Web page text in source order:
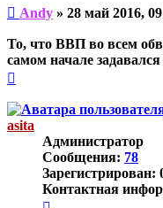
Непрочитанное
сообщение
Andy » 28 май 2016,
То, что ВВП во всем
самом начале
началу
asita
Администратор
Сообщения: 78
Зарегистрирован:
Контактная